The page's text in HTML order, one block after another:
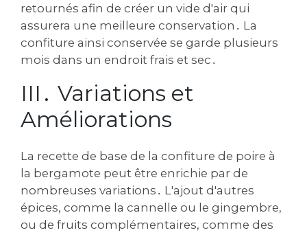
retournés afin de créer un vide d'air qui
assurera une meilleure conservation․ La
confiture ainsi conservée se garde plusieurs
mois dans un endroit frais et sec․
III․ Variations et
Améliorations
La recette de base de la confiture de poire à
la bergamote peut être enrichie par de
nombreuses variations․ L'ajout d'autres
épices, comme la cannelle ou le gingembre,
ou de fruits complémentaires, comme des